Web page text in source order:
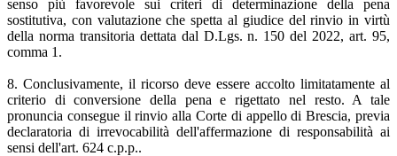
senso più favorevole sui criteri di determinazione della pena
sostitutiva, con valutazione che spetta al giudice del rinvio in virtù
della norma transitoria dettata dal D.Lgs. n. 150 del 2022, art. 95,
comma 1.
8. Conclusivamente, il ricorso deve essere accolto limitatamente al
criterio di conversione della pena e rigettato nel resto. A tale
pronuncia consegue il rinvio alla Corte di appello di Brescia, previa
declaratoria di irrevocabilità dell'affermazione di responsabilità ai
sensi dell'art. 624 c.p.p..